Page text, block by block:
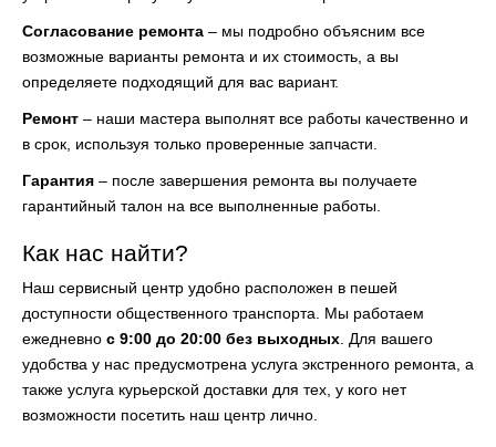
Согласование ремонта – мы подробно объясним все
возможные варианты ремонта и их стоимость, а вы
определяете подходящий для вас вариант.
Ремонт – наши мастера выполнят все работы качественно и
в срок, используя только проверенные запчасти.
Гарантия – после завершения ремонта вы получаете
гарантийный талон на все выполненные работы.
Как нас найти?
Наш сервисный центр удобно расположен в пешей
доступности общественного транспорта. Мы работаем
ежедневно с 9:00 до 20:00 без выходных . Для вашего
удобства у нас предусмотрена услуга экстренного ремонта, а
также услуга курьерской доставки для тех, у кого нет
возможности посетить наш центр лично.